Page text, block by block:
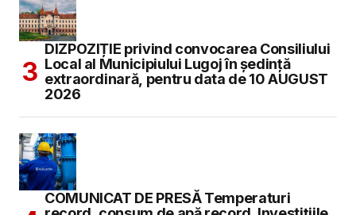
DIZPOZIȚIE privind convocarea Consiliului
Local al Municipiului Lugoj în şedinţă
extraordinară, pentru data de 10 AUGUST
2026
COMUNICAT DE PRESĂ Temperaturi